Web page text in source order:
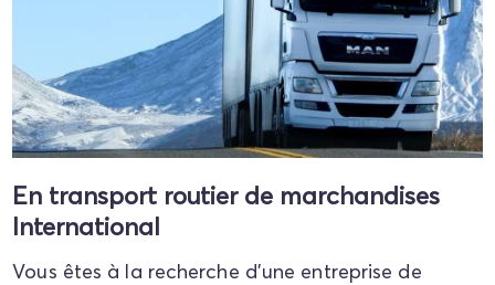
En transport routier de marchandises
International
Vous êtes à la recherche d'une entreprise de